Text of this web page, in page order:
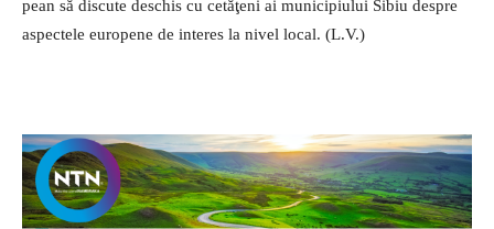
pean să discute deschis cu cetăţeni ai municipiului Sibiu despre
aspectele europene de interes la nivel local. (L.V.)